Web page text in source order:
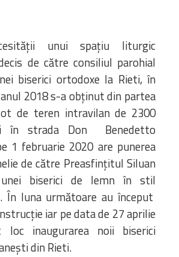
unui spațiu liturgic
de către consiliul parohial
biserici ortodoxe la Rieti, în
2018 s-a obținut din partea
de teren intravilan de 2300
în strada Don Benedetto
1 februarie 2020 are punerea
de către Preasfințitul Siluan
biserici de lemn în stil
În luna următoare au început
iar pe data de 27 aprilie
inaugurarea noii biserici
din Rieti.